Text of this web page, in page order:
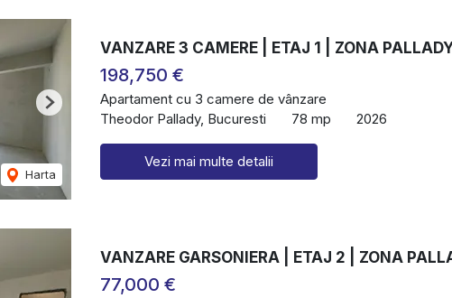
Harta
Next
VANZARE 3 CAMERE | ETAJ 1 | ZONA
198,750 €
Apartament cu 3 camere de vânzare
Theodor Pallady, Bucuresti
78 mp 2026
Vezi mai multe detalii
VANZARE GARSONIERA | ETAJ 2 | ZONA
77,000 €